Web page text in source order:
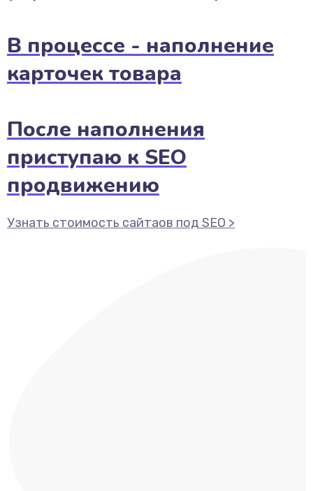
В процессе - наполнение
карточек товара
После наполнения
приступаю к SEO
продвижению
Узнать стоимость сайтаов под SEO >